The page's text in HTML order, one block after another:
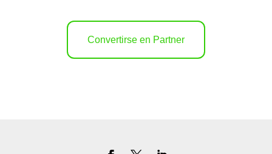
Convertirse en Partner